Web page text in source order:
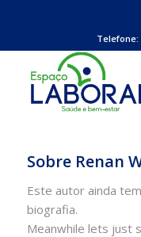
Telefone:
Sobre Renan
Este autor ainda
biografia.
Meanwhile lets just